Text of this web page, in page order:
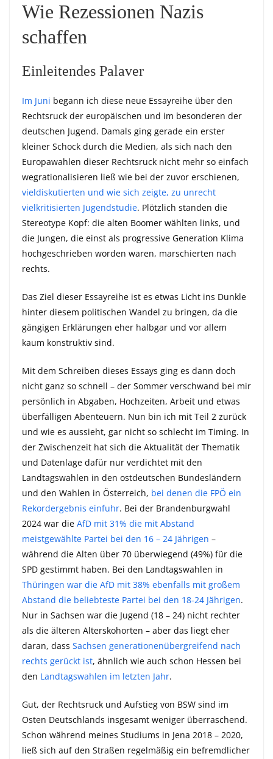
Wie Rezessionen Nazis
schaffen
Einleitendes Palaver
Im Juni begann ich diese neue Essayreihe über den
Rechtsruck der europäischen und im besonderen der
deutschen Jugend. Damals ging gerade ein erster
kleiner Schock durch die Medien, als sich nach den
Europawahlen dieser Rechtsruck nicht mehr so einfach
wegrationalisieren ließ wie bei der zuvor erschienen,
vieldiskutierten und wie sich zeigte, zu unrecht
vielkritisierten Jugendstudie. Plötzlich standen die
Stereotype Kopf: die alten Boomer wählten links, und
die Jungen, die einst als progressive Generation Klima
hochgeschrieben worden waren, marschierten nach
rechts.
Das Ziel dieser Essayreihe ist es etwas Licht ins Dunkle
hinter diesem politischen Wandel zu bringen, da die
gängigen Erklärungen eher halbgar und vor allem
kaum konstruktiv sind.
Mit dem Schreiben dieses Essays ging es dann doch
nicht ganz so schnell – der Sommer verschwand bei mir
persönlich in Abgaben, Hochzeiten, Arbeit und etwas
überfälligen Abenteuern. Nun bin ich mit Teil 2 zurück
und wie es aussieht, gar nicht so schlecht im Timing. In
der Zwischenzeit hat sich die Aktualität der Thematik
und Datenlage dafür nur verdichtet mit den
Landtagswahlen in den ostdeutschen Bundesländern
und den Wahlen in Österreich, bei denen die FPÖ ein
Rekordergebnis einfuhr. Bei der Brandenburgwahl
2024 war die AfD mit 31% die mit Abstand
meistgewählte Partei bei den 16 – 24 Jährigen –
während die Alten über 70 überwiegend (49%) für die
SPD gestimmt haben. Bei den Landtagswahlen in
Thüringen war die AfD mit 38% ebenfalls mit großem
Abstand die beliebteste Partei bei den 18-24 Jährigen.
Nur in Sachsen war die Jugend (18 – 24) nicht rechter
als die älteren Alterskohorten – aber das liegt eher
daran, dass Sachsen generationenübergreifend nach
rechts gerückt ist, ähnlich wie auch schon Hessen bei
den Landtagswahlen im letzten Jahr.
Gut, der Rechtsruck und Aufstieg von BSW sind im
Osten Deutschlands insgesamt weniger überraschend.
Schon während meines Studiums in Jena 2018 – 2020,
ließ sich auf den Straßen regelmäßig ein befremdlicher